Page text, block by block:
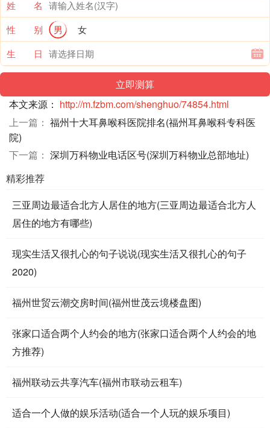
姓 名
性 别
男
女
生 日
本文来源： http://m.fzbm.com/shenghuo/74854.html
上一篇： 福州十大耳鼻喉科医院排名(福州耳鼻喉科专科医
院)
下一篇： 深圳万科物业电话区号(深圳万科物业总部地址)
精彩推荐
三亚周边最适合北方人居住的地方(三亚周边最适合北方人
居住的地方有哪些)
现实生活又很扎心的句子说说(现实生活又很扎心的句子
2020)
福州世贸云潮交房时间(福州世茂云境楼盘图)
张家口适合两个人约会的地方(张家口适合两个人约会的地
方推荐)
福州联动云共享汽车(福州市联动云租车)
适合一个人做的娱乐活动(适合一个人玩的娱乐项目)